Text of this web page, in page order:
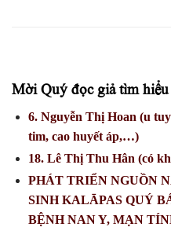
Mời Quý đọc giả tìm hiểu
6. Nguyễn Thị Hoan (u
tim, cao huyết áp,…)
18. Lê Thị Thu Hân (có
PHÁT TRIỂN NGUỒN
SINH KALĀPAS QUÝ
BỆNH NAN Y, MẠN